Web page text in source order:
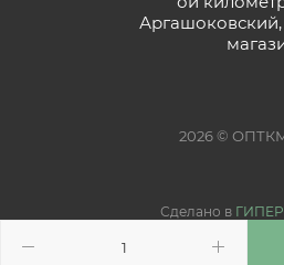
Аргашоковский,
2026 ©
Сделано в